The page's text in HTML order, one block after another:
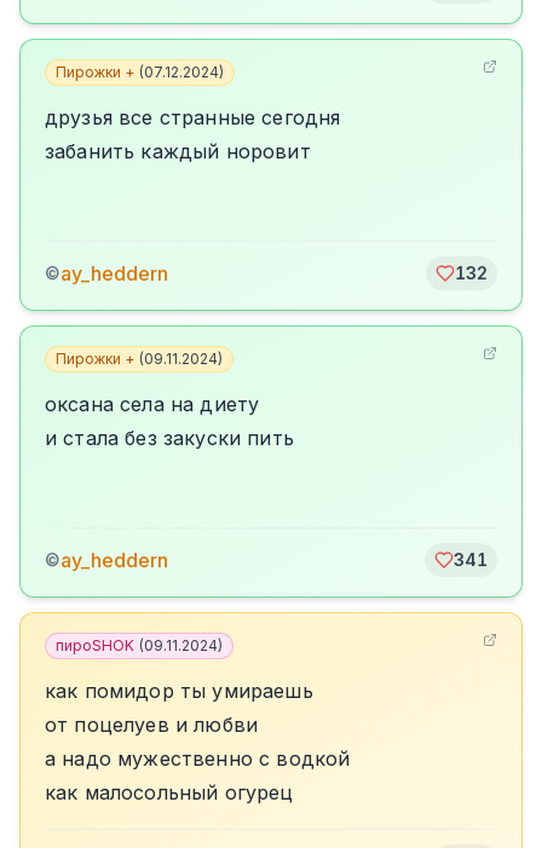
Пирожки + (07.12.2024)
друзья все странные сегодня
забанить каждый норовит
©ay_heddern 132
Пирожки + (09.11.2024)
оксана села на диету
и стала без закуски пить
©ay_heddern 341
пироSHOK (09.11.2024)
как помидор ты умираешь
от поцелуев и любви
а надо мужественно с водкой
как малосольный огурец